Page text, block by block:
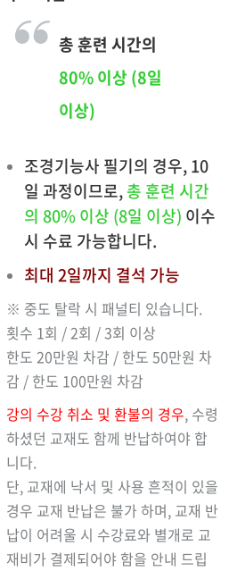
총 훈련 시간의
80% 이상 (8일
이상)
조경기능사 필기의 경우, 10
일 과정이므로,총 훈련 시간
의 80% 이상 (8일 이상) 이수
시 수료 가능합니다.
최대 2일까지 결석 가능
※ 중도 탈락 시 패널티 있습니다.
횟수 1회 / 2회 / 3회 이상
한도 20만원 차감 / 한도 50만원 차
감 / 한도 100만원 차감
강의 수강 취소 및 환불의 경우, 수령
하셨던 교재도 함께 반납하여야 합
니다.
단, 교재에 낙서 및 사용 흔적이 있을
경우 교재 반납은 불가 하며, 교재 반
납이 어려울 시 수강료와 별개로 교
재비가 결제되어야 함을 안내 드립